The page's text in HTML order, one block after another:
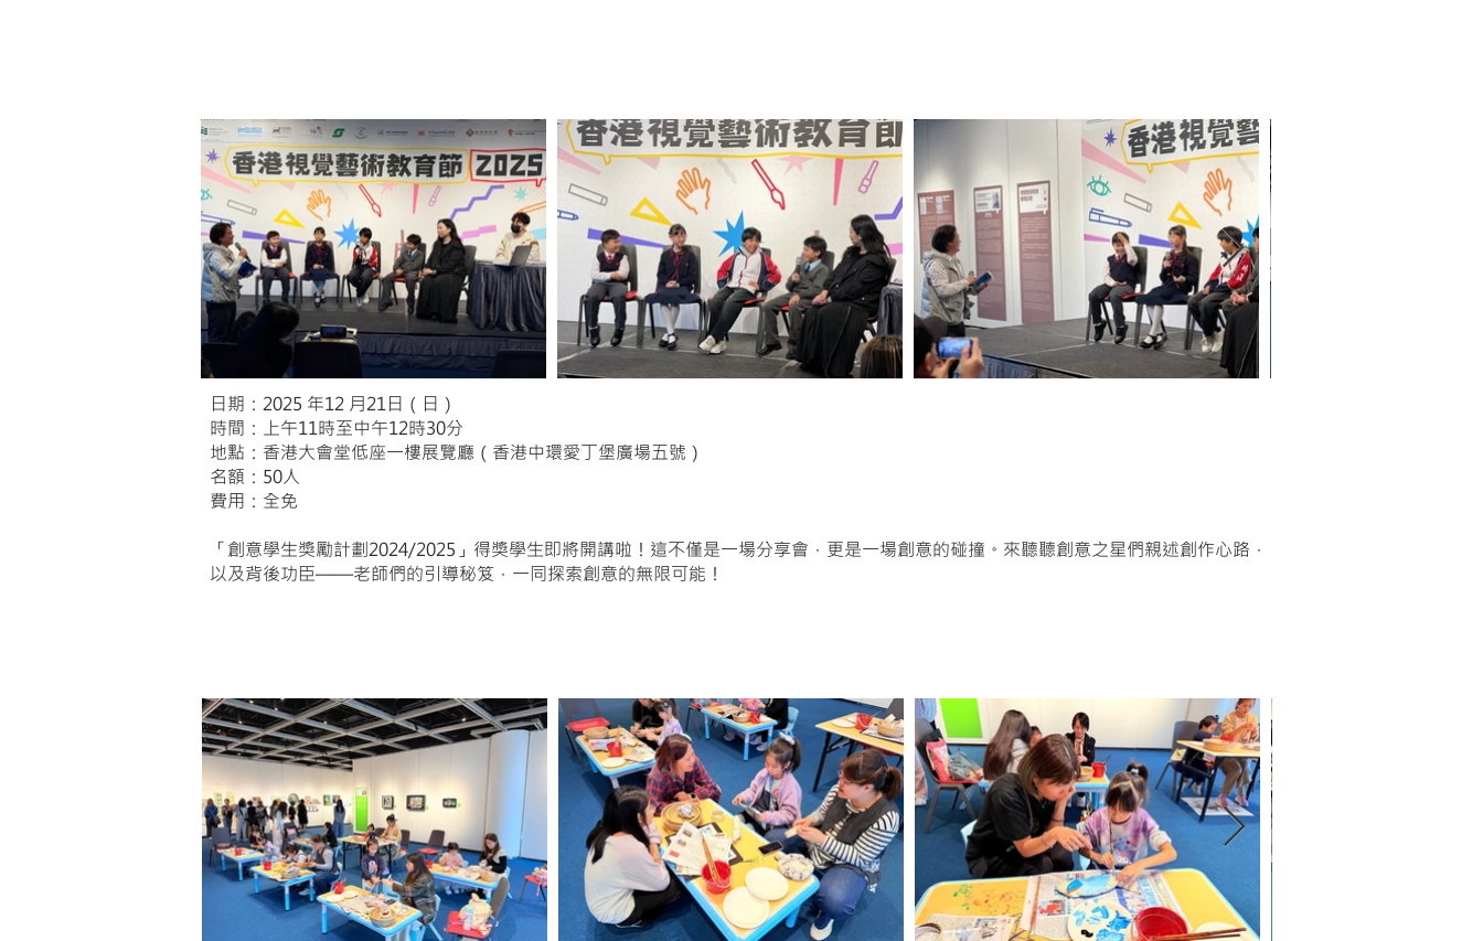
日期：2025 年12 月21日（日）
時間：上午11時至中午12時30分
地點：香港大會堂低座一樓展覽廳（香港中環愛丁堡廣場五號）
名額：50人
費用：全免
「創意學生獎勵計劃2024/2025」得獎學生即將開講啦！這不僅是一場分享會，更是一場創意的碰撞。來聽聽創意之星們親述創作心路，
以及背後功臣——老師們的引導秘笈，一同探索創意的無限可能！